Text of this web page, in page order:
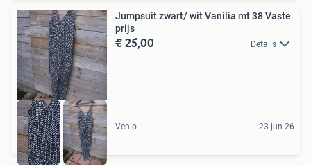
Jumpsuit zwart/ wit Vanilia mt 38 Vaste
prijs
€ 25,00 Details
Venlo 23 jun 26